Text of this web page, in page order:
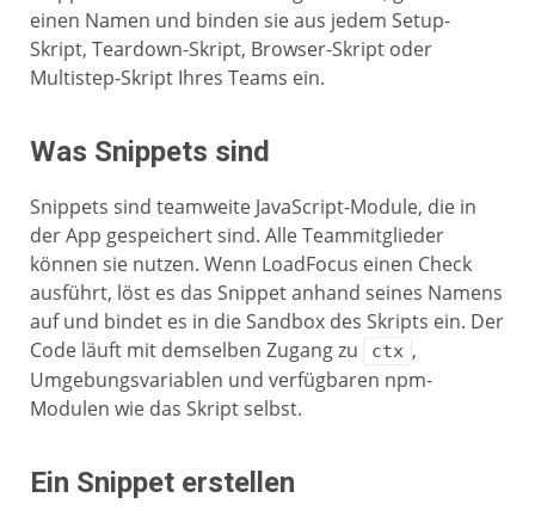
einen Namen und binden sie aus jedem Setup-
Skript, Teardown-Skript, Browser-Skript oder
Multistep-Skript Ihres Teams ein.
Was Snippets sind
Snippets sind teamweite JavaScript-Module, die in
der App gespeichert sind. Alle Teammitglieder
können sie nutzen. Wenn LoadFocus einen Check
ausführt, löst es das Snippet anhand seines Namens
auf und bindet es in die Sandbox des Skripts ein. Der
Code läuft mit demselben Zugang zu
ctx ,
Umgebungsvariablen und verfügbaren npm-
Modulen wie das Skript selbst.
Ein Snippet erstellen